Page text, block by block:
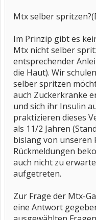
Mtx selber
Im Prinzip gibt es
Mtx nicht selber
entsprechender
die Haut). Wir
selber spritzen
auch Zuckerkranke
und sich ihr Insulin
praktizieren dieses
als 11/2 Jahren
bislang von unseren
Rückmeldungen
auch nicht zu
aufgetreten.
Zur Frage der Mtx-
eine Antwort